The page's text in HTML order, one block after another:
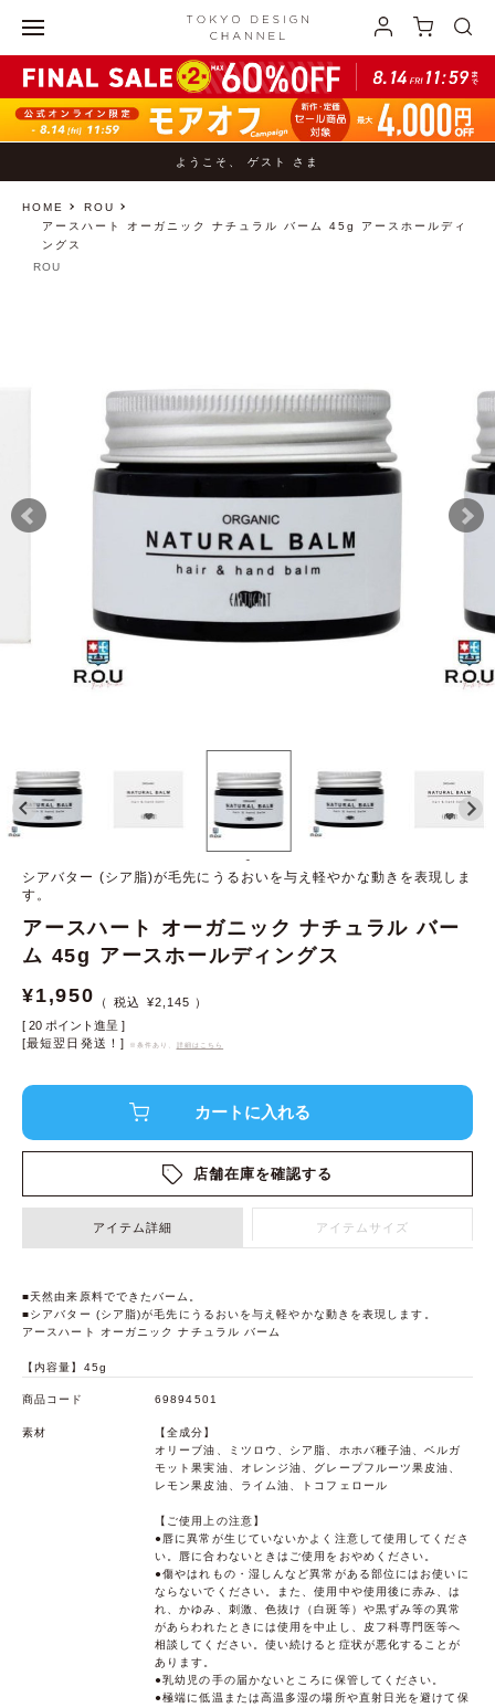
ようこそ、 ゲスト さま
HOME
ROU
アースハート オーガニック ナチュラル バーム 45g アースホールディ
ングス
-
ROU
シアバター (シア脂)が毛先にうるおいを与え軽やかな動きを表現しま
す。
アースハート オーガニック ナチュラル バー
ム 45g アースホールディングス
¥1,950 ¥2,145
[ 20 ポイント進呈 ]
[最短翌日発送！]
※条件あり、 詳細はこちら
店舗在庫を確認する
アイテム詳細 アイテムサイズ
■天然由来原料でできたバーム。
■シアバター (シア脂)が毛先にうるおいを与え軽やかな動きを表現します。
アースハート オーガニック ナチュラル バーム
【内容量】45g
商品コード 69894501
素材
【全成分】
オリーブ油、ミツロウ、シア脂、ホホバ種子油、ベルガ
モット果実油、オレンジ油、グレープフルーツ果皮油、
レモン果皮油、ライム油、トコフェロール
【ご使用上の注意】
●唇に異常が生じていないかよく注意して使用してくださ
い。唇に合わないときはご使用をおやめください。
●傷やはれもの・湿しんなど異常がある部位にはお使いに
ならないでください。また、使用中や使用後に赤み、は
れ、かゆみ、刺激、色抜け（白斑等）や黒ずみ等の異常
があらわれたときには使用を中止し、皮フ科専門医等へ
相談してください。使い続けると症状が悪化することが
あります。
●乳幼児の手の届かないところに保管してください。
●極端に低温または高温多湿の場所や直射日光を避けて保